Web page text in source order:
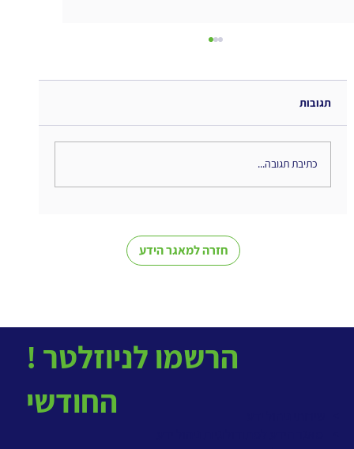
חזרה למאגר הידע
תגובות
כתיבת תגובה...
! הרשמו לניוזלטר